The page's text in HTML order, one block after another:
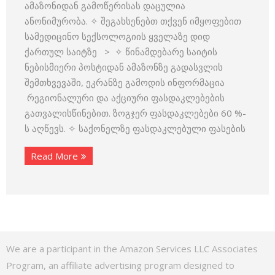
ამაზონიდან გამოწერისას დაცულია
ანონიმურობა. ✧ შეგახსენებთ თქვენ იმყოფებით
სამედიცინო სექსოლოგიის ყველაზე დიდ
ქართულ საიტზე > ✧ წინამდებარე საიტის
ნებისმიერი პოსტიდან ამაზონზე გადასვლის
შემთხვევაში, ეკრანზე გამოდის ინფორმაცია
რეგიონალური და აქციური ფასდაკლებების
გათვალისწინებით. ზოგჯერ ფასდაკლებები 60 %-
ს აღწევს. ✧ საქონელზე ფასდაკლებული ფასების
Read More
We are a participant in the Amazon Services LLC Associates
Program, an affiliate advertising program designed to